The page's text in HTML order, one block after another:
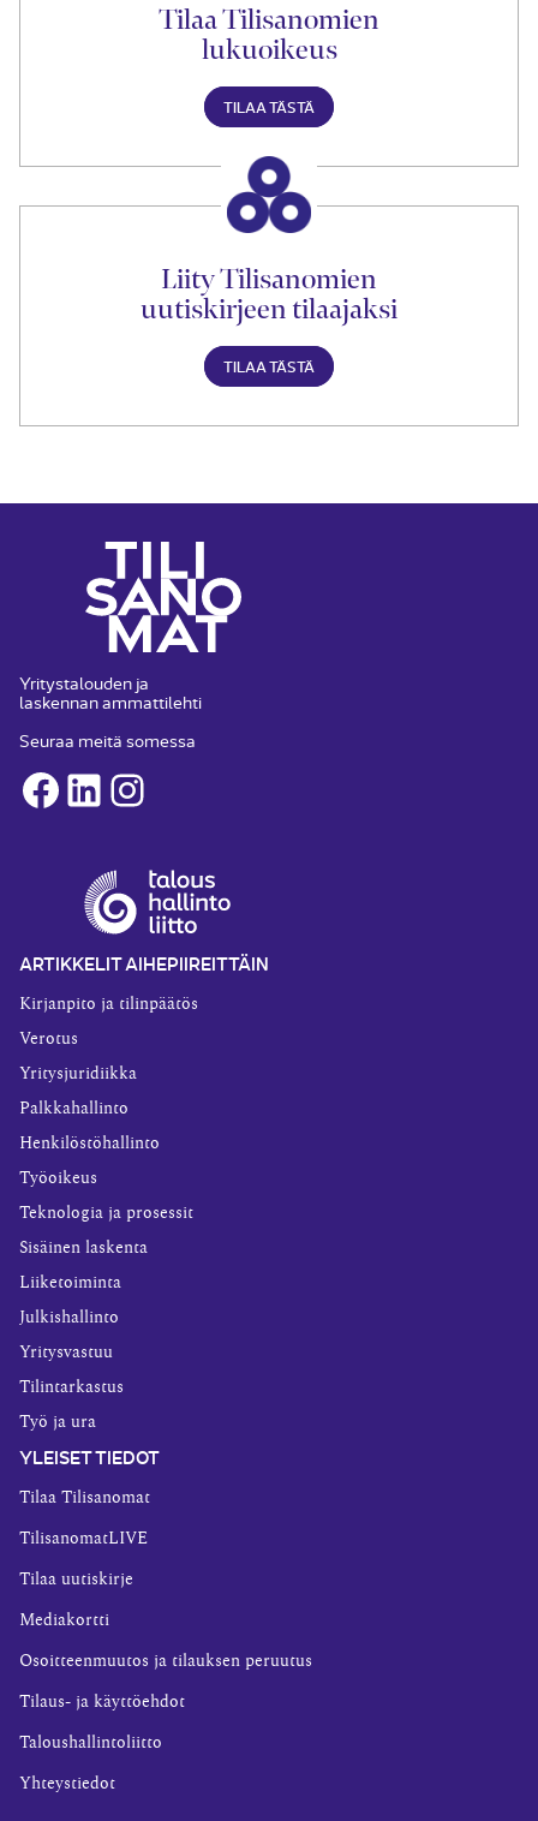
Tilaa Tilisanomien
lukuoikeus
TILAA TÄSTÄ
Liity Tilisanomien
uutiskirjeen tilaajaksi
TILAA TÄSTÄ
Yritystalouden ja
laskennan ammattilehti
Seuraa meitä somessa
Facebook
LinkedInInstagram
ARTIKKELIT AIHEPIIREITTÄIN
Kirjanpito ja tilinpäätös
Verotus
Yritysjuridiikka
Palkkahallinto
Henkilöstöhallinto
Työoikeus
Teknologia ja prosessit
Sisäinen laskenta
Liiketoiminta
Julkishallinto
Yritysvastuu
Tilintarkastus
Työ ja ura
YLEISET TIEDOT
Tilaa Tilisanomat
TilisanomatLIVE
Tilaa uutiskirje
Mediakortti
Osoitteenmuutos ja tilauksen peruutus
Tilaus- ja käyttöehdot
Taloushallintoliitto
Yhteystiedot